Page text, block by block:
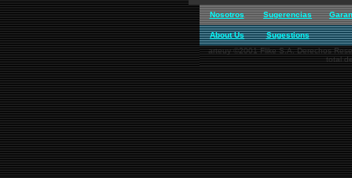
Nosotros Sugerencias
About Us
Sugestions
arteuy ©2001 Flike S.A. Derechos
total